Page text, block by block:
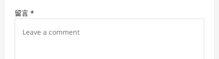
t
i
留言 *